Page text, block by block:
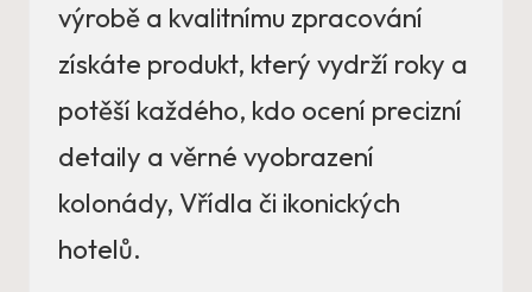
výrobě a kvalitnímu zpracování
získáte produkt, který vydrží roky a
potěší každého, kdo ocení precizní
detaily a věrné vyobrazení
kolonády, Vřídla či ikonických
hotelů.